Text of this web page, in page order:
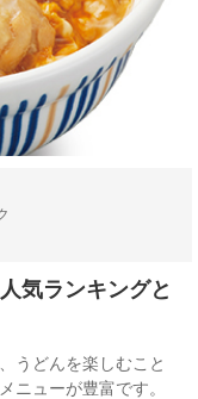
気ランキングと
うどんを楽しむこと
ニューが豊富です。